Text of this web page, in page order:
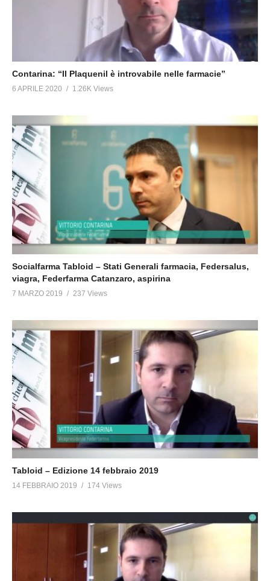
Contarina: “Il Plaquenil è introvabile nelle farmacie”
6 APRILE 2020 1.26K Views
Socialfarma Tabloid – Stati Generali farmacia, Federsalus,
viagra, Federfarma Catanzaro, aspirina
7 MARZO 2019 237 Views
Tabloid – Edizione 14 febbraio 2019
14 FEBBRAIO 2019 174 Views